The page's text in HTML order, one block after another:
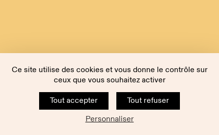
Ce site utilise des cookies et vous donne le contrôle sur
ceux que vous souhaitez activer
Tout accepter
Tout refuser
Personnaliser